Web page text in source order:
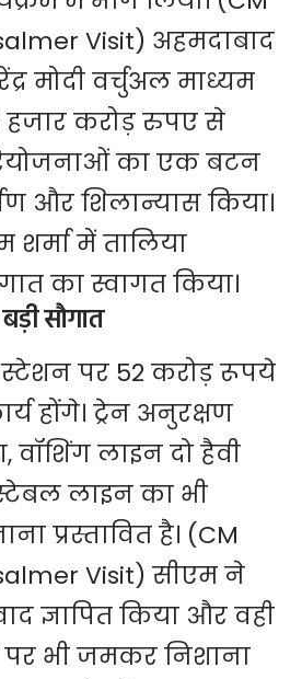
Visit) अहमदाबाद
मोदी वर्चुअल माध्यम
करोड़ रुपए से
का एक बटन
और शिलान्यास किया।
शर्मा में तालिया
का स्वागत किया।
सौगात
पर 52 करोड़ रूपये
होंगे। ट्रेन अनुरक्षण
वॉशिंग लाइन दो हैवी
लाइन का भी
प्रस्तावित है। (CM
Visit) सीएम ने
ज्ञापित किया और वही
भी जमकर निशाना